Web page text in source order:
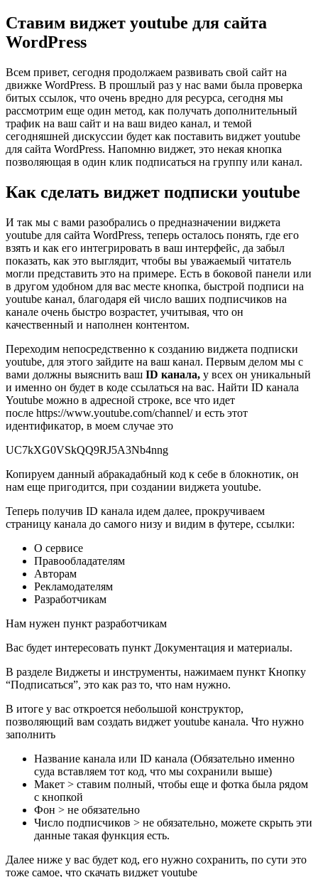
Ставим виджет youtube для сайта
WordPress
Всем привет, сегодня продолжаем развивать свой сайт на
движке WordPress. В прошлый раз у нас вами была проверка
битых ссылок, что очень вредно для ресурса, сегодня мы
рассмотрим еще один метод, как получать дополнительный
трафик на ваш сайт и на ваш видео канал, и темой
сегодняшней дискуссии будет как поставить виджет youtube
для сайта WordPress. Напомню виджет, это некая кнопка
позволяющая в один клик подписаться на группу или канал.
Как сделать виджет подписки youtube
И так мы с вами разобрались о предназначении виджета
youtube для сайта WordPress, теперь осталось понять, где его
взять и как его интегрировать в ваш интерфейс, да забыл
показать, как это выглядит, чтобы вы уважаемый читатель
могли представить это на примере. Есть в боковой панели или
в другом удобном для вас месте кнопка, быстрой подписи на
youtube канал, благодаря ей число ваших подписчиков на
канале очень быстро возрастет, учитывая, что он
качественный и наполнен контентом.
Переходим непосредственно к созданию виджета подписки
youtube, для этого зайдите на ваш канал. Первым делом мы с
вами должны выяснить ваш ID канала, у всех он уникальный
и именно он будет в коде ссылаться на вас. Найти ID канала
Youtube можно в адресной строке, все что идет
после https://www.youtube.com/channel/ и есть этот
идентификатор, в моем случае это
UC7kXG0VSkQQ9RJ5A3Nb4nng
Копируем данный абракадабный код к себе в блокнотик, он
нам еще пригодится, при создании виджета youtube.
Теперь получив ID канала идем далее, прокручиваем
страницу канала до самого низу и видим в футере, ссылки:
О сервисе
Правообладателям
Авторам
Рекламодателям
Разработчикам
Нам нужен пункт разработчикам
Вас будет интересовать пункт Документация и материалы.
В разделе Виджеты и инструменты, нажимаем пункт Кнопку
“Подписаться”, это как раз то, что нам нужно.
В итоге у вас откроется небольшой конструктор,
позволяющий вам создать виджет youtube канала. Что нужно
заполнить
Название канала или ID канала (Обязательно именно
суда вставляем тот код, что мы сохранили выше)
Макет > ставим полный, чтобы еще и фотка была рядом
с кнопкой
Фон > не обязательно
Число подписчиков > не обязательно, можете скрыть эти
данные такая функция есть.
Далее ниже у вас будет код, его нужно сохранить, по сути это
тоже самое, что скачать виджет youtube